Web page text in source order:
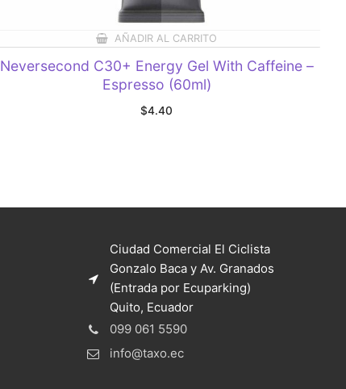
AÑADIR AL CARRITO
Neversecond C30+ Energy Gel With Caffeine –
Espresso (60ml)
$4.40
Ciudad Comercial El Ciclista
Gonzalo Baca y Av. Granados
(Entrada por Ecuparking)
Quito, Ecuador
099 061 5590
info@taxo.ec